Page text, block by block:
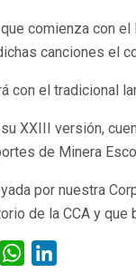
comienza con
canciones el
con el tradicional
XXIII versión,
de Minera
por nuestra
de la CCA y
ThreadsWhatsApp